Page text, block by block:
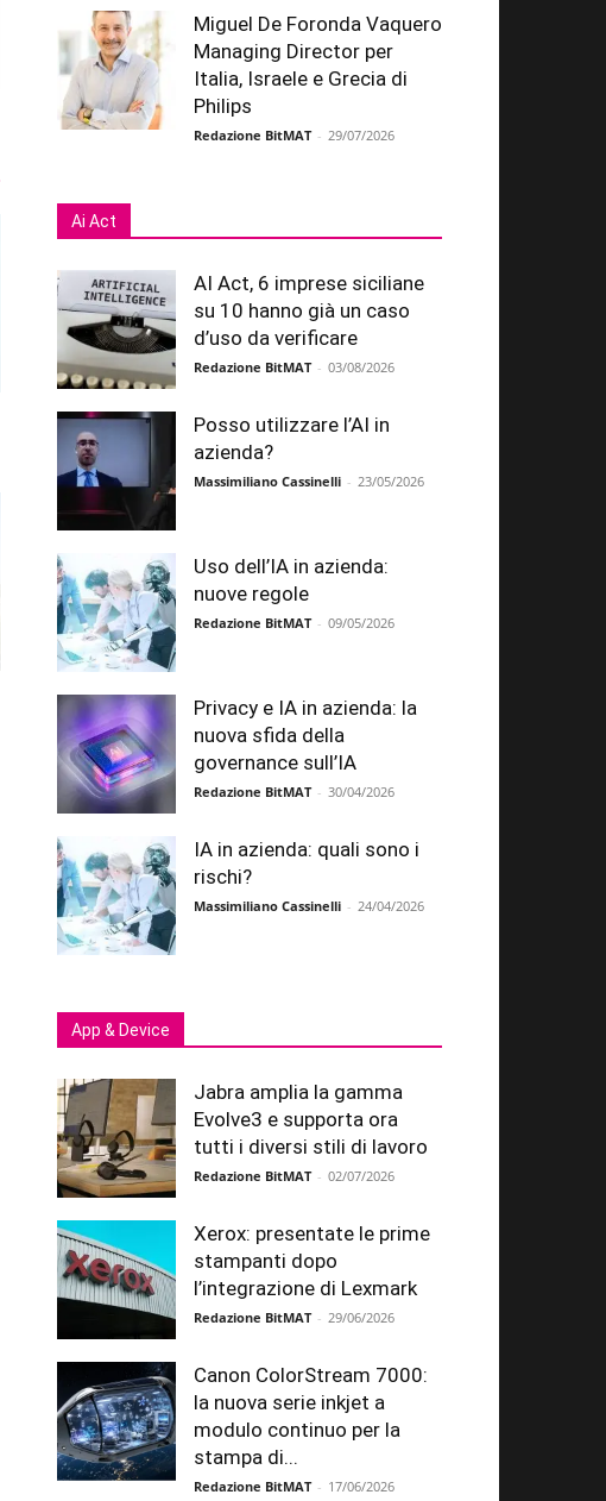
Miguel De Foronda Vaquero
Managing Director per
Italia, Israele e Grecia di
Philips
Redazione BitMAT - 29/07/2026
Ai Act
AI Act, 6 imprese siciliane
su 10 hanno già un caso
d’uso da verificare
Redazione BitMAT - 03/08/2026
Posso utilizzare l’AI in
azienda?
Massimiliano Cassinelli - 23/05/2026
Uso dell’IA in azienda:
nuove regole
Redazione BitMAT - 09/05/2026
Privacy e IA in azienda: la
nuova sfida della
governance sull’IA
Redazione BitMAT - 30/04/2026
IA in azienda: quali sono i
rischi?
Massimiliano Cassinelli - 24/04/2026
App & Device
Jabra amplia la gamma
Evolve3 e supporta ora
tutti i diversi stili di lavoro
Redazione BitMAT - 02/07/2026
Xerox: presentate le prime
stampanti dopo
l’integrazione di Lexmark
Redazione BitMAT - 29/06/2026
Canon ColorStream 7000:
la nuova serie inkjet a
modulo continuo per la
stampa di...
Redazione BitMAT - 17/06/2026